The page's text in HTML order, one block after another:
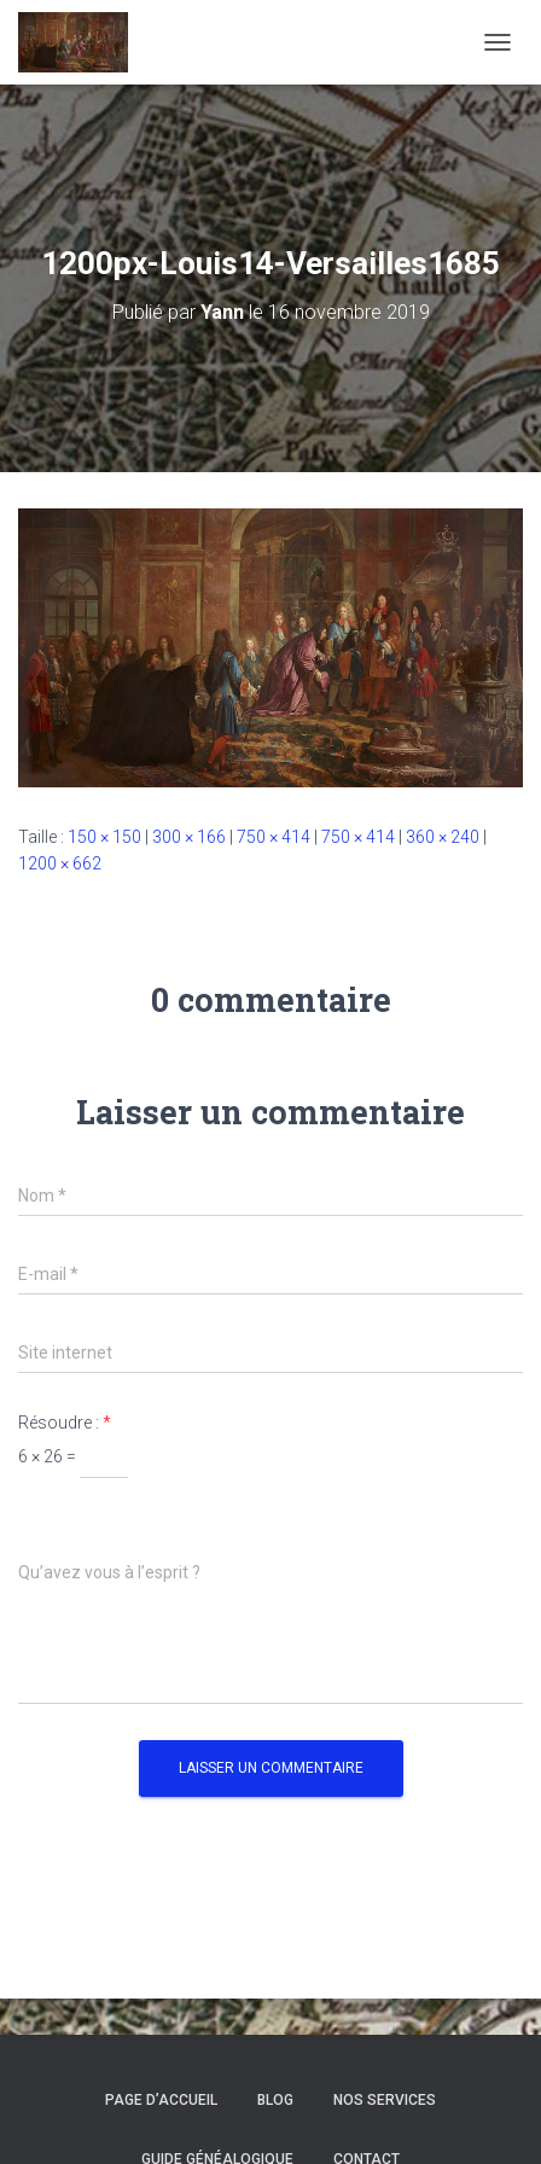
É
P
L
E
R
L
A
N
A
V
G
A
T
I
O
N
1200px-Louis14-Versailles1685
Publié parYannle16 novembre 2019
Taille : 150 × 150 | 300 × 166 | 750 × 414 | 750 × 414 | 360 × 240 |
1200 × 662
0 commentaire
Laisser un commentaire
Nom *
E-mail *
Site internet
Résoudre : *
6 × 26 =
Qu’avez vous à l’esprit ?
PAGE D’ACCUEIL BLOG NOS SERVICES
GUIDE GÉNÉALOGIQUE CONTACT